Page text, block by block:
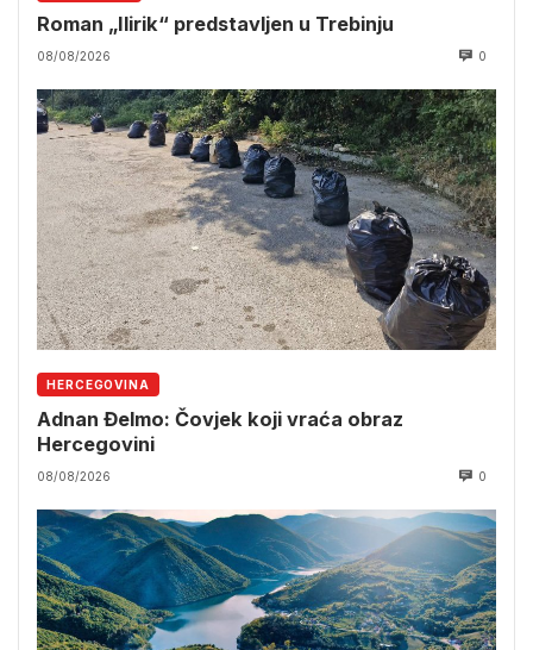
Roman „Ilirik“ predstavljen u Trebinju
08/08/2026 0
HERCEGOVINA
Adnan Đelmo: Čovjek koji vraća obraz
Hercegovini
08/08/2026 0